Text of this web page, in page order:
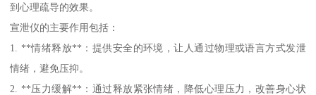
到心理疏导的效果。
宣泄仪的主要作用包括：
1. **情绪释放**：提供安全的环境，让人通过物理或语言方式发泄
情绪，避免压抑。
2. **压力缓解**：通过释放紧张情绪，降低心理压力，改善身心状